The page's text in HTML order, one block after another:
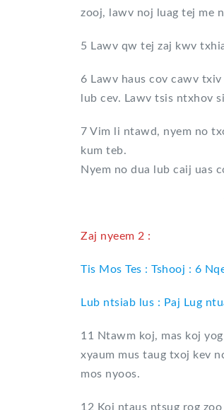
zooj, lawv noj luag tej me
5 Lawv qw tej zaj kwv
6 Lawv haus cov cawv
lub cev. Lawv tsis ntxhov
7 Vim li ntawd, nyem no
kum teb.
Nyem no dua lub caij uas
Zaj nyeem 2 :
Tis Mos Tes : Tshooj : 6
Lub ntsiab lus : Paj Lug
11 Ntawm koj, mas koj
xyaum mus taug txoj kev
mos nyoos.
12 Koj ntaus ntsug rog